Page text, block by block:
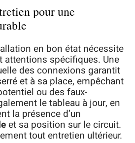
pour une
en bon état nécessite
attentions spécifiques. Une
des connexions garantit
et à sa place, empêchant
ou des faux-
le tableau à jour, en
la présence d’un
et sa position sur le circuit.
tout entretien ultérieur.